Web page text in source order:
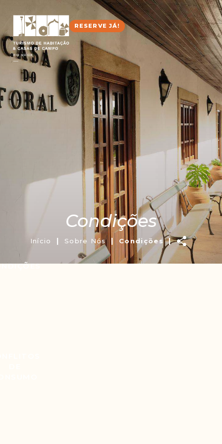
RESERVE JÁ!
Condições
Início | Sobre Nós| Condições|